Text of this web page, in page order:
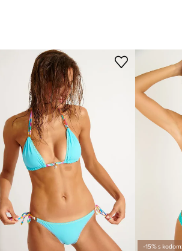
-15% s